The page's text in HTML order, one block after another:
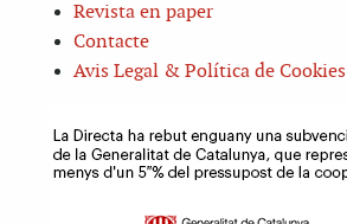
Revista en paper
Contacte
Avis Legal & Política de Cookies